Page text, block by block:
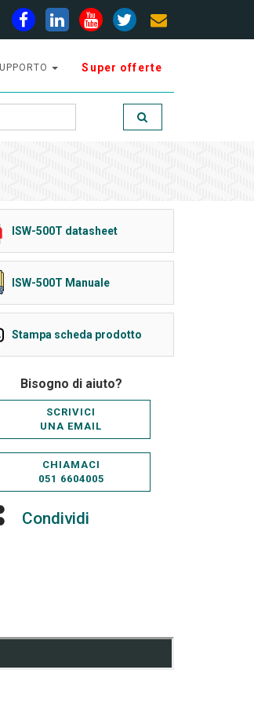
Super offerte
ISW-500T datasheet
ISW-500T Manuale
Stampa scheda prodotto
Bisogno di aiuto?
SCRIVICI
UNA EMAIL
CHIAMACI
051 6604005
Condividi